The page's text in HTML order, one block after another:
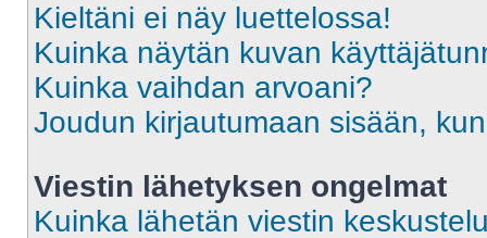
Kieltäni ei näy luettelossa!
Kuinka näytän kuvan
Kuinka vaihdan arvoani?
Joudun kirjautumaan sisään,
Viestin lähetyksen ongelmat
Kuinka lähetän viestin